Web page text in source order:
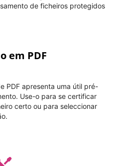
de ficheiros protegidos
em PDF
PDF apresenta uma útil pré-
Use-o para se certificar
certo ou para seleccionar